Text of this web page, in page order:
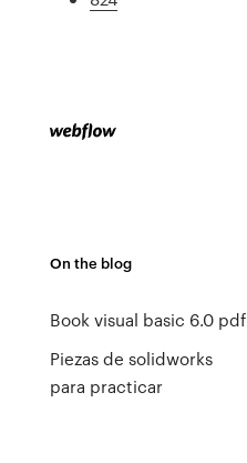
On the blog
Book visual basic 6.0 pdf
Piezas de solidworks
para practicar